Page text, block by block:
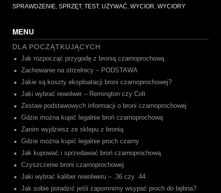
SPRAWDZENIE SPRZĘT, TEST, UŻYWAĆ WYCIOR WYCIORY
MENU
DLA POCZĄTKUJĄCYCH
Jak rozpocząć przygodę z bronią czarnoprochową
Zachowanie na strzelnicy – PODSTAWA
Jakie są koszty eksploatacji broni czarnoprochowej?
Jaki wybrać rewolwer – Remington czy Colt
Zestaw podstawowych informacji o broni czarnoprochowej
Gdzie można kupić legalnie broń czarnoprochową
Zanim wyjdziesz ze sklepu z bronią
Gdzie można kupić legalnie proch czarny
Jak kupować i sprzedawać broń czarnoprochową
Czyszczenie broni czarnoprochowej
Jaki wybrać kaliber rewolweru – .36 czy .44
Jak sobie poradzić jeśli zapomnimy wsypać proch do bębna?